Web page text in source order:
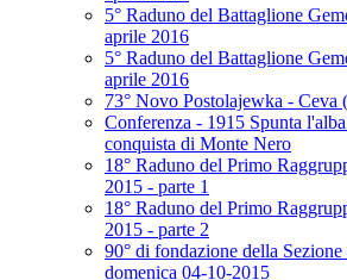
5° Raduno del Battaglione
aprile 2016
5° Raduno del Battaglione
aprile 2016
73° Novo Postolajewka - Ceva
Conferenza - 1915 Spunta
conquista di Monte Nero
18° Raduno del Primo
2015 - parte 1
18° Raduno del Primo
2015 - parte 2
90° di fondazione della
domenica 04-10-2015